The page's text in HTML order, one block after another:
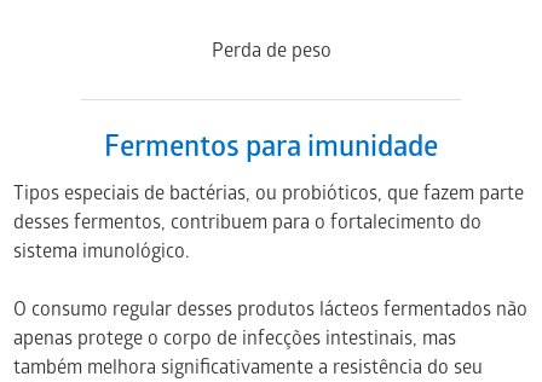
Perda de peso
Fermentos para imunidade
Tipos especiais de bactérias, ou probióticos, que fazem parte
desses fermentos, contribuem para o fortalecimento do
sistema imunológico.
O consumo regular desses produtos lácteos fermentados não
apenas protege o corpo de infecções intestinais, mas
também melhora significativamente a resistência do seu